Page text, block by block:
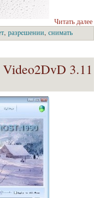
Читать далее
, разpeшении, снимать
3.11